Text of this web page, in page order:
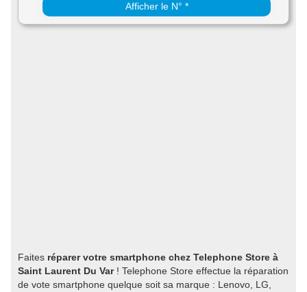
Afficher le N° *
Faites réparer votre smartphone chez Telephone Store à
Saint Laurent Du Var! Telephone Store effectue la réparation
de vote smartphone quelque soit sa marque : Lenovo, LG,